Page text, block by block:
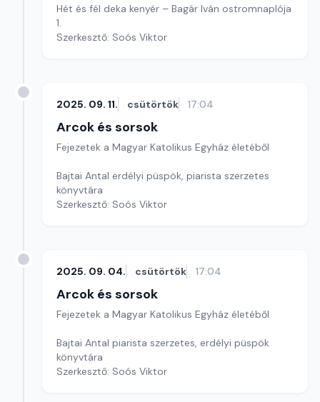
Hét és fél deka kenyér – Bagár Iván ostromnaplója
1.
Szerkesztő: Soós Viktor
2025. 09. 11. csütörtök 17:04
Arcok és sorsok
Fejezetek a Magyar Katolikus Egyház életéből
Bajtai Antal erdélyi püspök, piarista szerzetes
könyvtára
Szerkesztő: Soós Viktor
2025. 09. 04. csütörtök 17:04
Arcok és sorsok
Fejezetek a Magyar Katolikus Egyház életéből
Bajtai Antal piarista szerzetes, erdélyi püspök
könyvtára
Szerkesztő: Soós Viktor